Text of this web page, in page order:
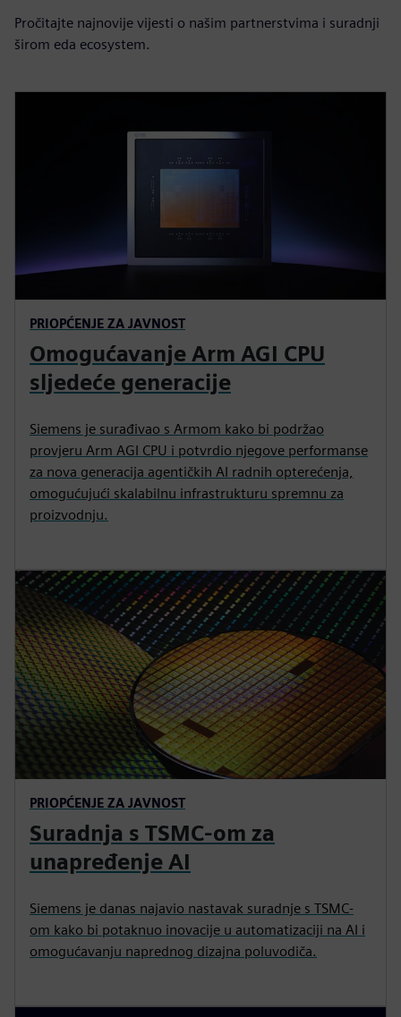
Pročitajte najnovije vijesti o našim partnerstvima i suradnji
širom eda ecosystem.
PRIOPĆENJE ZA JAVNOST
Omogućavanje Arm AGI CPU
sljedeće generacije
Siemens je surađivao s Armom kako bi podržao
provjeru Arm AGI CPU i potvrdio njegove performanse
za nova generacija agentičkih AI radnih opterećenja,
omogućujući skalabilnu infrastrukturu spremnu za
proizvodnju.
PRIOPĆENJE ZA JAVNOST
Suradnja s TSMC-om za
unapređenje AI
Siemens je danas najavio nastavak suradnje s TSMC-
om kako bi potaknuo inovacije u automatizaciji na AI i
omogućavanju naprednog dizajna poluvodiča.